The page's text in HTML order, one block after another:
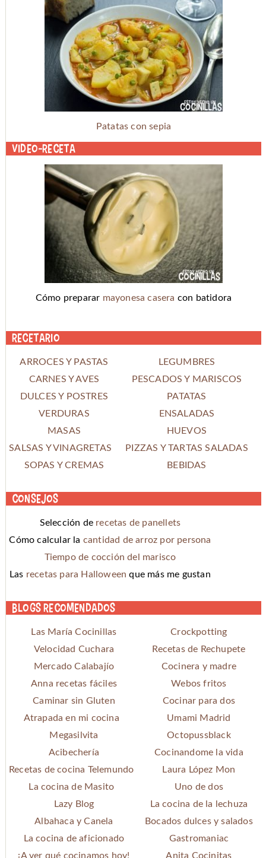
Patatas con sepia
Video-receta
Cómo preparar mayonesa casera con batidora
Recetario
ARROCES Y PASTAS
LEGUMBRES
CARNES Y AVES
PESCADOS Y MARISCOS
DULCES Y POSTRES
PATATAS
VERDURAS
ENSALADAS
MASAS
HUEVOS
SALSAS Y VINAGRETAS
PIZZAS Y TARTAS SALADAS
SOPAS Y CREMAS
BEBIDAS
Consejos
Selección de recetas de panellets
Cómo calcular la cantidad de arroz por persona
Tiempo de cocción del marisco
Las recetas para Halloween que más me gustan
Blogs recomendados
Las María Cocinillas
Crockpotting
Velocidad Cuchara
Recetas de Rechupete
Mercado Calabajío
Cocinera y madre
Anna recetas fáciles
Webos fritos
Caminar sin Gluten
Cocinar para dos
Atrapada en mi cocina
Umami Madrid
Megasilvita
Octopussblack
Acibechería
Cocinandome la vida
Recetas de cocina Telemundo
Laura López Mon
La cocina de Masito
Uno de dos
Lazy Blog
La cocina de la lechuza
Albahaca y Canela
Bocados dulces y salados
La cocina de aficionado
Gastromaniac
¡A ver qué cocinamos hoy!
Anita Cocinitas